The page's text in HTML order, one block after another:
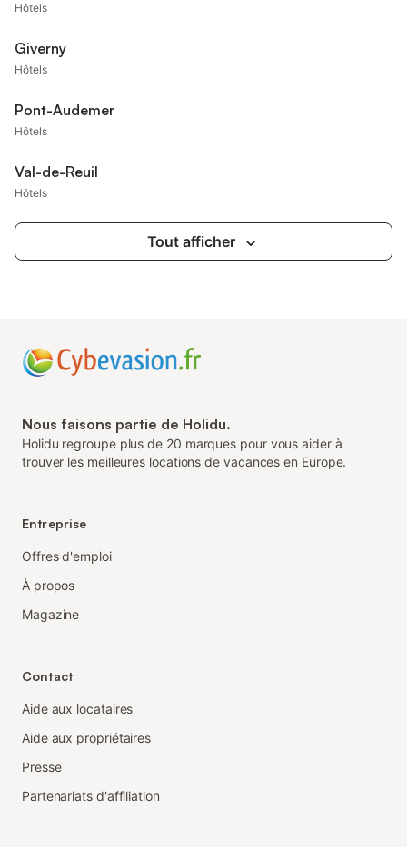
Hôtels
Giverny
Hôtels
Pont-Audemer
Hôtels
Val-de-Reuil
Hôtels
Tout afficher
Nous faisons partie de Holidu.
Holidu regroupe plus de 20 marques pour vous aider à
trouver les meilleures locations de vacances en Europe.
Entreprise
Offres d'emploi
À propos
Magazine
Contact
Aide aux locataires
Aide aux propriétaires
Presse
Partenariats d'affiliation